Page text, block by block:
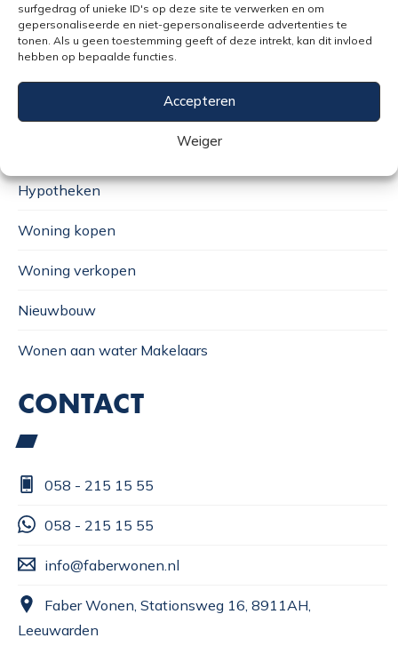
surfgedrag of unieke ID's op deze site te verwerken en om
gepersonaliseerde en niet-gepersonaliseerde advertenties te
tonen. Als u geen toestemming geeft of deze intrekt, kan dit invloed
hebben op bepaalde functies.
Accepteren
Weiger
Vacatures
EXPERTISES
Hypotheken
Woning kopen
Woning verkopen
Nieuwbouw
Wonen aan water Makelaars
CONTACT
058 - 215 15 55
058 - 215 15 55
info@faberwonen.nl
Faber Wonen, Stationsweg 16, 8911AH,
Leeuwarden